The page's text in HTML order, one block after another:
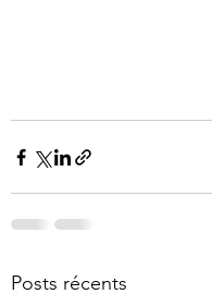
Posts récents